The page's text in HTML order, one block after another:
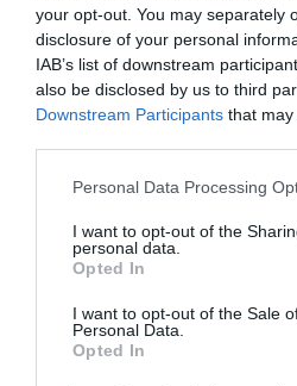
your opt-out. You may separately
disclosure of your personal
IAB’s list of downstream
also be disclosed by us to third
Downstream Participants that
Personal Data Processing
I want to opt-out of the
personal data.
Opted In
I want to opt-out of the Sale
Personal Data.
Opted In
En las capitales de provincia,